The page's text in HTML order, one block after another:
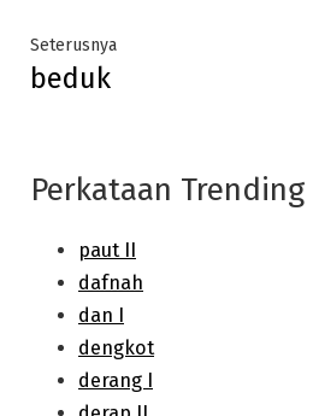
SeterusnyaNext
beduk
Perkataan Trending